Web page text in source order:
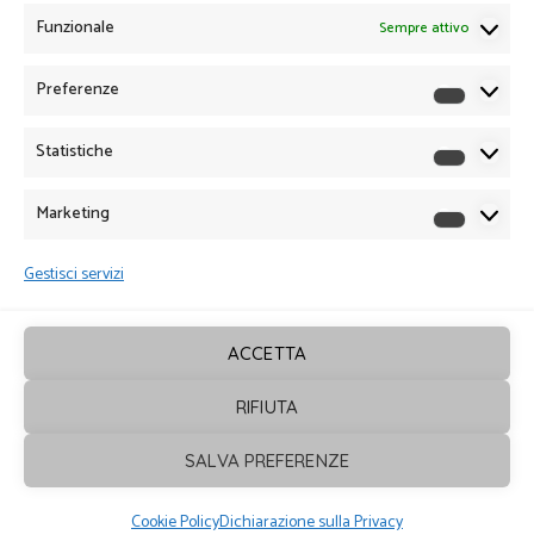
Funzionale
Sempre attivo
Preferenze
Statistiche
Marketing
Gestisci servizi
ACCETTA
RIFIUTA
SALVA PREFERENZE
Cookie PolicyDichiarazione sulla Privacy
Sagrafica© 2026. Tutti i diritti sono